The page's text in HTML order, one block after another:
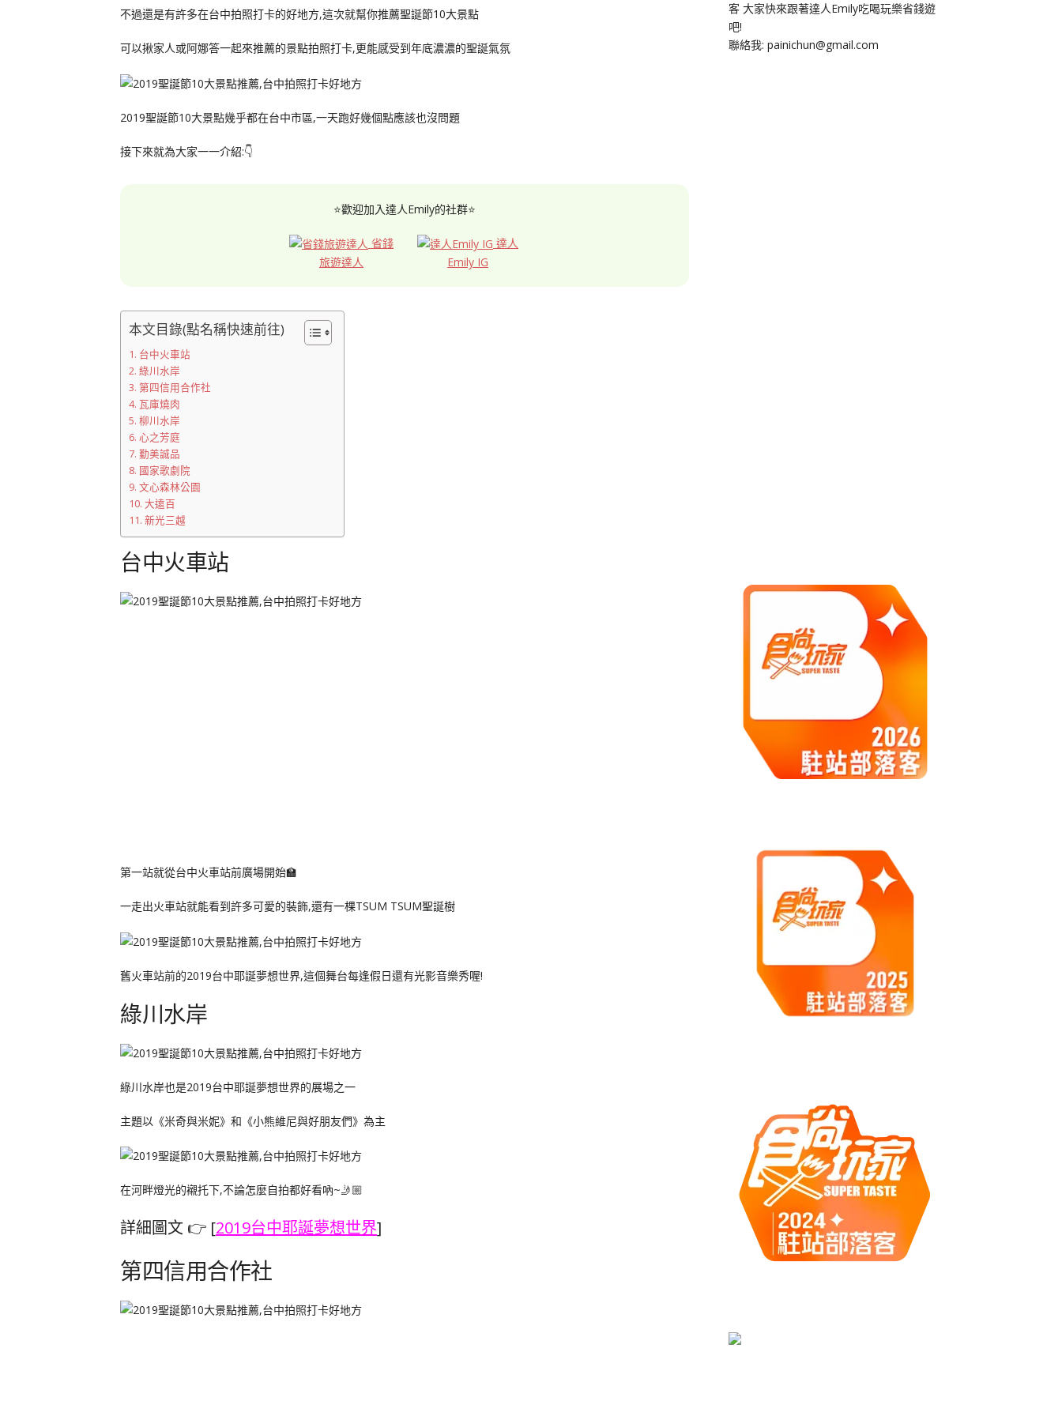
不過還是有許多在台中拍照打卡的好地方,這次就幫你推薦聖誕節10大景點
可以揪家人或阿娜答一起來推薦的景點拍照打卡,更能感受到年底濃濃的聖誕氣氛
2019聖誕節10大景點幾乎都在台中市區,一天跑好幾個點應該也沒問題
接下來就為大家一一介紹:👇
⭐歡迎加入達人Emily的社群⭐
省錢
旅遊達人
達人
Emily IG
本文目錄(點名稱快速前往)
台中火車站
綠川水岸
第四信用合作社
瓦庫燒肉
柳川水岸
心之芳庭
勤美誠品
國家歌劇院
文心森林公園
大遠百
新光三越
台中火車站
第一站就從台中火車站前廣場開始🏫
一走出火車站就能看到許多可愛的裝飾,還有一棵TSUM TSUM聖誕樹
舊火車站前的2019台中耶誕夢想世界,這個舞台每逢假日還有光影音樂秀喔!
綠川水岸
綠川水岸也是2019台中耶誕夢想世界的展場之一
主題以《米奇與米妮》和《小熊維尼與好朋友們》為主
在河畔燈光的襯托下,不論怎麼自拍都好看吶~🤳🏼
詳細圖文 👉 [2019台中耶誕夢想世界]
第四信用合作社
客 大家快來跟著達人Emily吃喝玩樂省錢遊
吧!
聯絡我: painichun@gmail.com